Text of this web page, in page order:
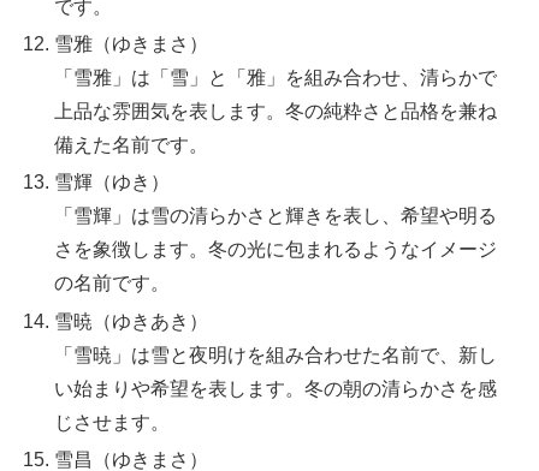
です。
雪雅（ゆきまさ）
「雪雅」は「雪」と「雅」を組み合わせ、清らかで
上品な雰囲気を表します。冬の純粋さと品格を兼ね
備えた名前です。
雪輝（ゆき）
「雪輝」は雪の清らかさと輝きを表し、希望や明る
さを象徴します。冬の光に包まれるようなイメージ
の名前です。
雪暁（ゆきあき）
「雪暁」は雪と夜明けを組み合わせた名前で、新し
い始まりや希望を表します。冬の朝の清らかさを感
じさせます。
雪昌（ゆきまさ）